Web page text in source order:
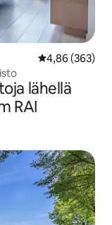
4,86 (363)
lähellä
RAI